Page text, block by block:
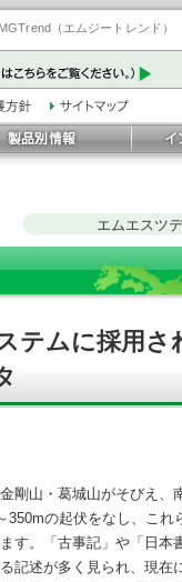
（エムジートレンド）
エムエスツ
テムに採用さ
剛山・葛城山がそびえ、
の起伏をなし、これ
す。「古事記」や「日本
記述が多く見られ、現在